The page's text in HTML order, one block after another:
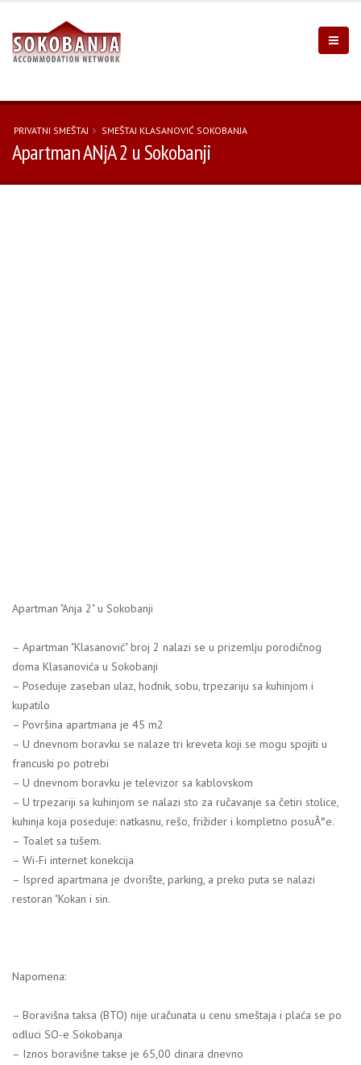
PRIVATNI SMEŠTAJ SMEŠTAJ KLASANOVIĆ SOKOBANJA
Apartman ANjA 2 u Sokobanji
Apartman "Anja 2" u Sokobanji
– Apartman "Klasanović" broj 2 nalazi se u prizemlju porodičnog
doma Klasanovića u Sokobanji
– Poseduje zaseban ulaz, hodnik, sobu, trpezariju sa kuhinjom i
kupatilo
– Površina apartmana je 45 m2
– U dnevnom boravku se nalaze tri kreveta koji se mogu spojiti u
francuski po potrebi
– U dnevnom boravku je televizor sa kablovskom
– U trpezariji sa kuhinjom se nalazi sto za ručavanje sa četiri stolice,
kuhinja koja poseduje: natkasnu, rešo, frižider i kompletno posuÃ°e.
– Toalet sa tušem.
– Wi-Fi internet konekcija
– Ispred apartmana je dvorište, parking, a preko puta se nalazi
restoran "Kokan i sin.
Napomena:
– Boravišna taksa (BTO) nije uračunata u cenu smeštaja i plaća se po
odluci SO-e Sokobanja
– Iznos boravišne takse je 65,00 dinara dnevno